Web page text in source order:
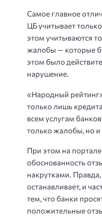
Самое главное
ЦБ учитывает
этом учитываются
жалобы — которые
этом было
нарушение.
«Народный
только лишь
всем услугам
только жалобы, но
При этом на
обоснованность
накрутками.
останавливает, и
тем, что банки
положительные